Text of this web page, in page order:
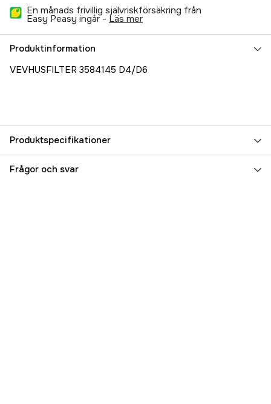
En månads frivillig självriskförsäkring från
Easy Peasy ingår - läs mer
Produktinformation
VEVHUSFILTER 3584145 D4/D6
Produktspecifikationer
Referensnummer 5000025641
Frågor och svar